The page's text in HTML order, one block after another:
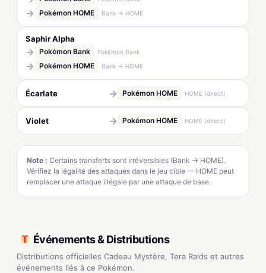
→ Pokémon HOME Bank → HOME
Saphir Alpha
→ Pokémon Bank Pokémon Bank
→ Pokémon HOME Bank → HOME
Écarlate → Pokémon HOME HOME (direct)
Violet → Pokémon HOME HOME (direct)
Note : Certains transferts sont irréversibles (Bank → HOME).
Vérifiez la légalité des attaques dans le jeu cible — HOME peut
remplacer une attaque illégale par une attaque de base.
Événements & Distributions
Distributions officielles Cadeau Mystère, Tera Raids et autres
événements liés à ce Pokémon.